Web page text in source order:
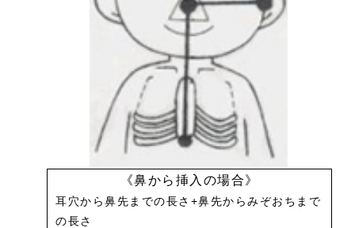
《鼻から挿入の場合》
耳穴から鼻先までの長さ+鼻先からみぞおちまで
の長さ